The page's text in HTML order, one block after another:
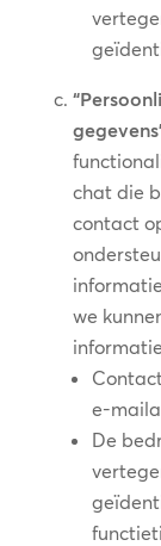
chat die
contact
we
e-
De